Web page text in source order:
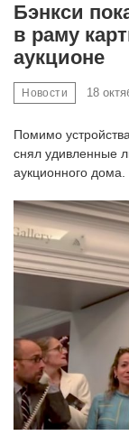
Бэнкси
в раму
аукционе
Новости 18
Помимо
снял удивленные
аукционного дома.